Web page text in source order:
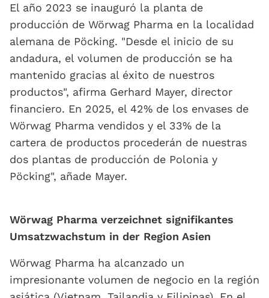
El año 2023 se inauguró la planta de
producción de Wörwag Pharma en la localidad
alemana de Pöcking. "Desde el inicio de su
andadura, el volumen de producción se ha
mantenido gracias al éxito de nuestros
productos", afirma Gerhard Mayer, director
financiero. En 2025, el 42% de los envases de
Wörwag Pharma vendidos y el 33% de la
cartera de productos procederán de nuestras
dos plantas de producción de Polonia y
Pöcking", añade Mayer.
Wörwag Pharma verzeichnet signifikantes
Umsatzwachstum in der Region Asien
Wörwag Pharma ha alcanzado un
impresionante volumen de negocio en la región